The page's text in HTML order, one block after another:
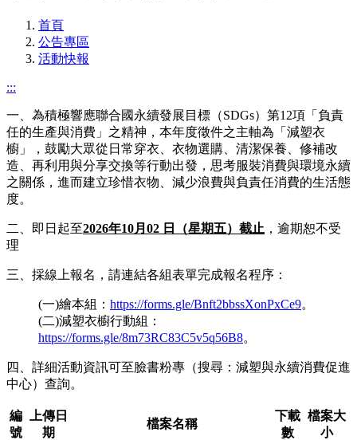
首頁
公告專區
活動快報
:::
一、為積極響應聯合國永續發展目標（SDGs）第12項「負責
任的生產與消費」之精神，本年度徵件之主軸為「減塑衣
櫥」，鼓勵大眾從日常穿衣、衣物選購、清潔保養、修補改
造、再利用與分享交換等行動出發，思考服裝消費與環境永續
之關係，進而建立珍惜衣物、減少浪費與負責任消費的生活態
度。
二、即日起至2026年10月02 日（星期五）截止 ，逾期恕不受
理
三、採線上報名，請連結各組表單完成報名程序：
(一)繪本組： https://forms.gle/Bnft2bbssXonPxCe9。
(二)減塑衣櫥行動組：
https://forms.gle/8m73RC83C5v5q56B8。
四、詳細活動資訊可至臉書粉專（搜尋：減塑與永續消費促進
中心）查詢。
編
號
上傳日
期
檔案名稱
下載
數
檔案大
小